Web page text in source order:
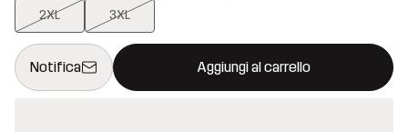
2XL 3XL
Notifica Aggiungi al carrello
Questo tasto aprirà una finestra modale per confermare un
{{size}} non disponibile